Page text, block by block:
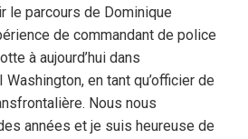
le parcours de Dominique
de commandant de police
à aujourd’hui dans
en tant qu’officier de
Nous nous
années et je suis heureuse de